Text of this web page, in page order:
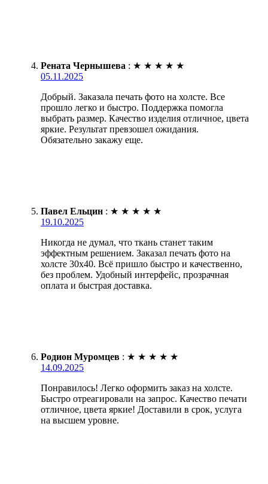
Рената Чернышева : ★ ★ ★ ★ ★
05.11.2025
Добрый. Заказала печать фото на холсте. Все
прошло легко и быстро. Поддержка помогла
выбрать размер. Качество изделия отличное, цвета
яркие. Результат превзошел ожидания.
Обязательно закажу еще.
Павел Ельцин : ★ ★ ★ ★ ★
19.10.2025
Никогда не думал, что ткань станет таким
эффектным решением. Заказал печать фото на
холсте 30х40. Всё пришло быстро и качественно,
без проблем. Удобный интерфейс, прозрачная
оплата и быстрая доставка.
Родион Муромцев : ★ ★ ★ ★ ★
14.09.2025
Понравилось! Легко оформить заказ на холсте.
Быстро отреагировали на запрос. Качество печати
отличное, цвета яркие! Доставили в срок, услуга
на высшем уровне.